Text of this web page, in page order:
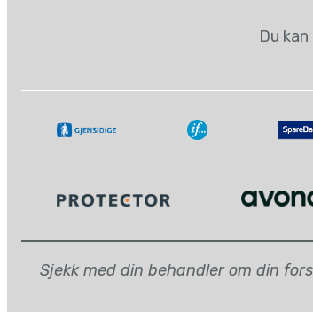
Du
Sjekk med din behandler om din